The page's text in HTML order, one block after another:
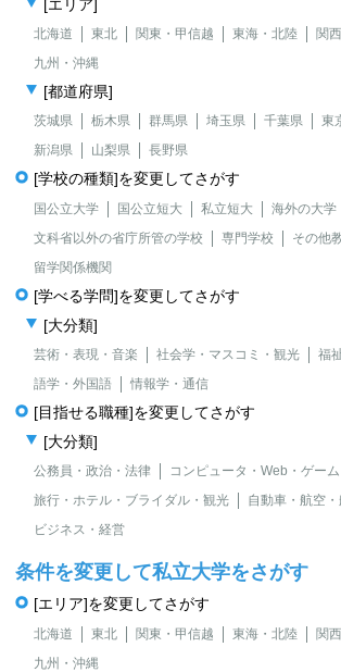
[エリア]
北海道 東北 関東・甲信越 東海・北陸 関西
九州・沖縄
[都道府県]
茨城県 栃木県 群馬県 埼玉県 千葉県 東
新潟県
山梨県 長野県
[学校の種類]を変更してさがす
国公立大学 国公立短大 私立短大
海外の大学
文科省以外の省庁所管の学校
専門学校
その他
留学関係機関
[学べる学問]を変更してさがす
[大分類]
芸術・表現・音楽 社会学・マスコミ・観光
福
語学・外国語
情報学・通信
[目指せる職種]を変更してさがす
[大分類]
公務員・政治・法律
コンピュータ・Web・ゲーム
旅行・ホテル・ブライダル・観光
自動車・航空
ビジネス・経営
条件を変更して私立大学をさがす
[エリア]を変更してさがす
北海道 東北 関東・甲信越 東海・北陸 関西
九州・沖縄